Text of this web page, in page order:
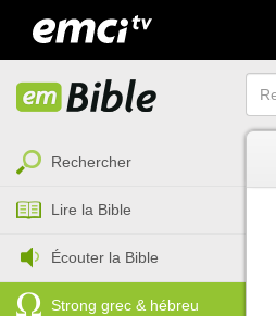
Rechercher
Lire la Bible
Écouter la Bible
Strong grec & hébreu